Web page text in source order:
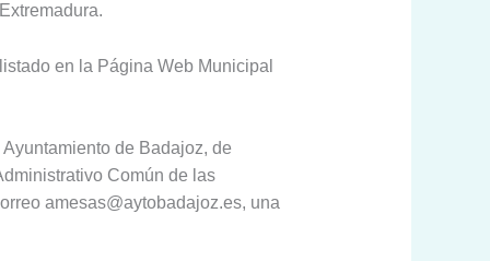
en la Página Web Municipal
de Badajoz, de
Común de las
amesas@aytobadajoz.es, una